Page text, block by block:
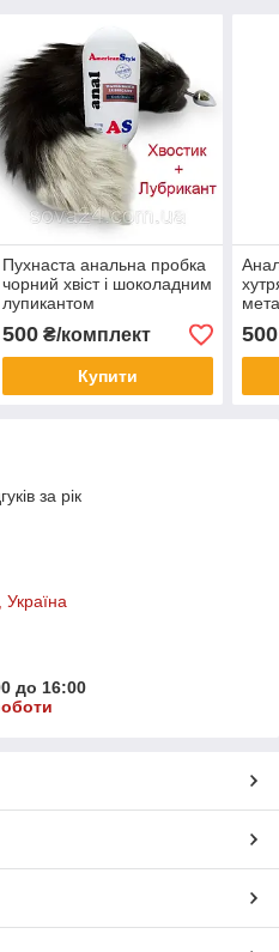
Пухнаста анальна пробка
чорний хвіст і шоколадним
лупикантом
500₴/комплект
Купити
500
за рік
Україна
до 16:00